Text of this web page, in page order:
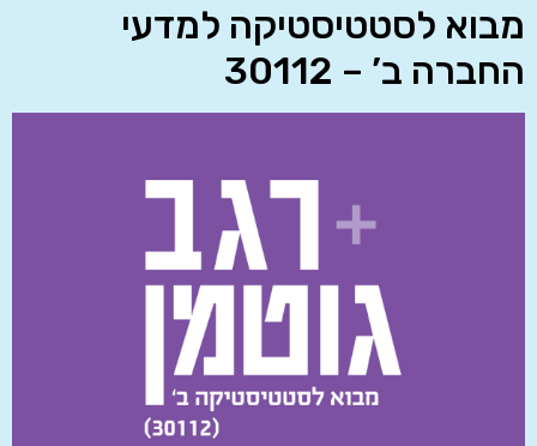
מבוא לסטטיסטיקה למדעי
החברה ב’ – 30112